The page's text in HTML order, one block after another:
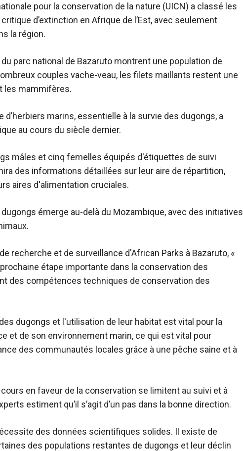
pour la conservation de la nature (UICN) a classé les
d’extinction en Afrique de l’Est, avec seulement
la région.
parc national de Bazaruto montrent une population de
couples vache-veau, les filets maillants restent une
les mammifères.
d’herbiers marins, essentielle à la survie des dugongs, a
au cours du siècle dernier.
mâles et cinq femelles équipés d'étiquettes de suivi
des informations détaillées sur leur aire de répartition,
aires d'alimentation cruciales.
émerge au-delà du Mozambique, avec des initiatives
recherche et de surveillance d'African Parks à Bazaruto, «
étape importante dans la conservation des
des compétences techniques de conservation des
dugongs et l'utilisation de leur habitat est vital pour la
et de son environnement marin, ce qui est vital pour
des communautés locales grâce à une pêche saine et à
en faveur de la conservation se limitent au suivi et à
estiment qu’il s’agit d’un pas dans la bonne direction.
des données scientifiques solides. Il existe de
des populations restantes de dugongs et leur déclin